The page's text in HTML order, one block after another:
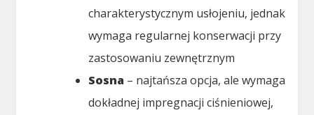
charakterystycznym usłojeniu, jednak
wymaga regularnej konserwacji przy
zastosowaniu zewnętrznym
Sosna – najtańsza opcja, ale wymaga
dokładnej impregnacji ciśnieniowej,